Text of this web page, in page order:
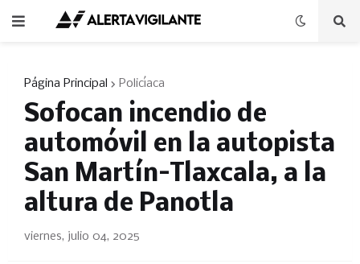
Página Principal Policíaca
Sofocan incendio de
automóvil en la autopista
San Martín–Tlaxcala, a la
altura de Panotla
viernes, julio 04, 2025